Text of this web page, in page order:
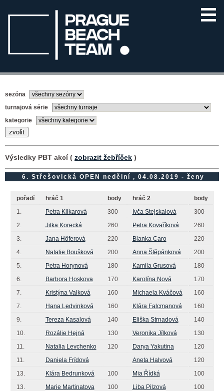
sezóna
turnajová série
kategorie
Výsledky PBT akcí ( zobrazit žebříček )
6. Střešovická OPEN nedělní , 04.08.2019 - ženy
pořadí hráč 1 body hráč 2
body
1.
Petra Klikarová 300 Ivča Stejskalová
300
2.
Jitka Korecká 260 Petra Kovaříková
260
3.
Jana Höferová 220 Blanka Caro
220
4.
Natalie Boušková 200 Anna Štěpánková
200
5.
Petra Horynová 180 Kamila Grusová
180
6.
Barbora Hoskova 170 Karolína Nová
170
7.
Kristýna Valková 160 Michaela Kváčová
160
7.
Hana Ledvinková 160 Klára Falcmanová
160
9.
Tereza Kasalová 140 Eliška Strnadová
140
10.
Rozálie Hejná 130 Veronika Jílková
130
11.
Natalia Levchenko 120 Darya Yakutina
120
11.
Daniela Frídová Aneta Halvová
120
13.
Klára Bedrunková 100 Mia Řídká
100
13.
Marie Martinatova 100 Liba Pilzová
100